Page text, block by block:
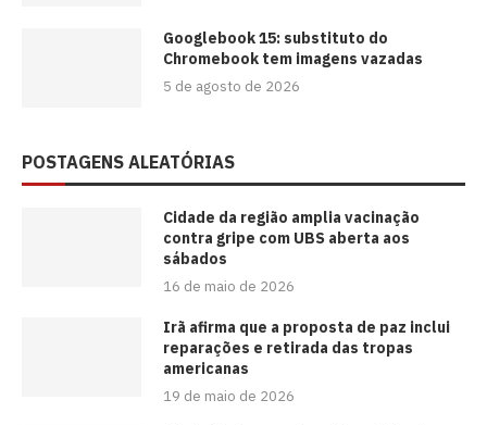
Googlebook 15: substituto do
Chromebook tem imagens vazadas
5 de agosto de 2026
POSTAGENS ALEATÓRIAS
Cidade da região amplia vacinação
contra gripe com UBS aberta aos
sábados
16 de maio de 2026
Irã afirma que a proposta de paz inclui
reparações e retirada das tropas
americanas
19 de maio de 2026